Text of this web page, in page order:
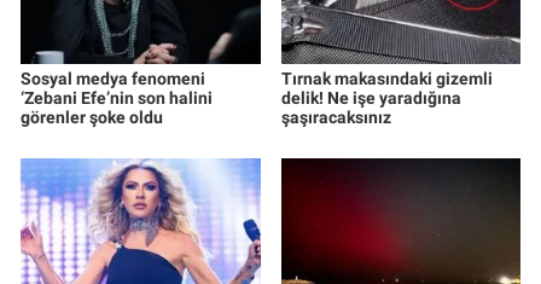
Sosyal medya fenomeni
‘Zebani Efe’nin son halini
görenler şoke oldu
Tırnak makasındaki gizemli
delik! Ne işe yaradığına
şaşıracaksınız